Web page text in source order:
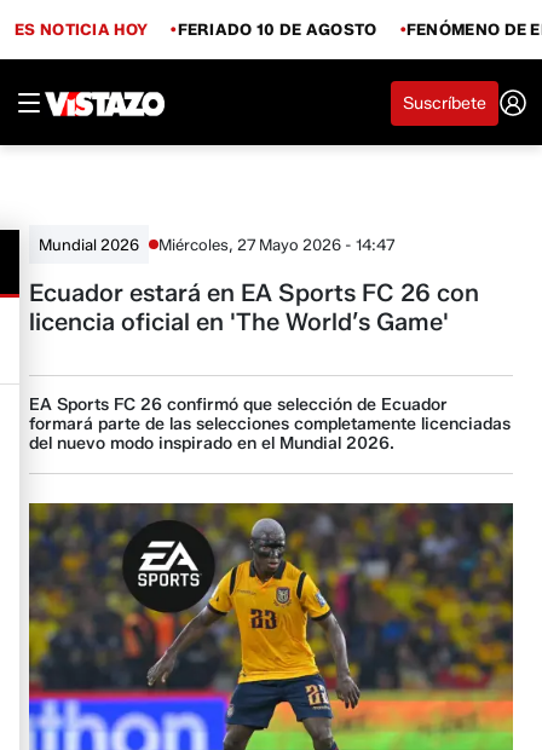
ES NOTICIA HOY FERIADO 10 DE AGOSTO FENÓMENO DE
Suscríbete
Mundial 2026 Miércoles, 27 Mayo 2026 - 14:47
Ecuador estará en EA Sports FC 26 con
licencia oficial en 'The World’s Game'
EA Sports FC 26 confirmó que selección de Ecuador
formará parte de las selecciones completamente licenciadas
del nuevo modo inspirado en el Mundial 2026.